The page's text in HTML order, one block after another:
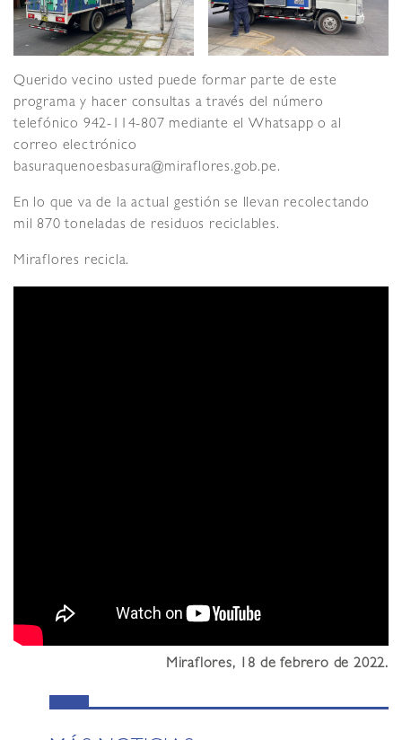
Querido vecino usted puede formar parte de este
programa y hacer consultas a través del número
telefónico 942-114-807 mediante el Whatsapp o al
correo electrónico
basuraquenoesbasura@miraflores.gob.pe.
En lo que va de la actual gestión se llevan recolectando
mil 870 toneladas de residuos reciclables.
Miraflores recicla.
Miraflores, 18 de febrero de 2022.